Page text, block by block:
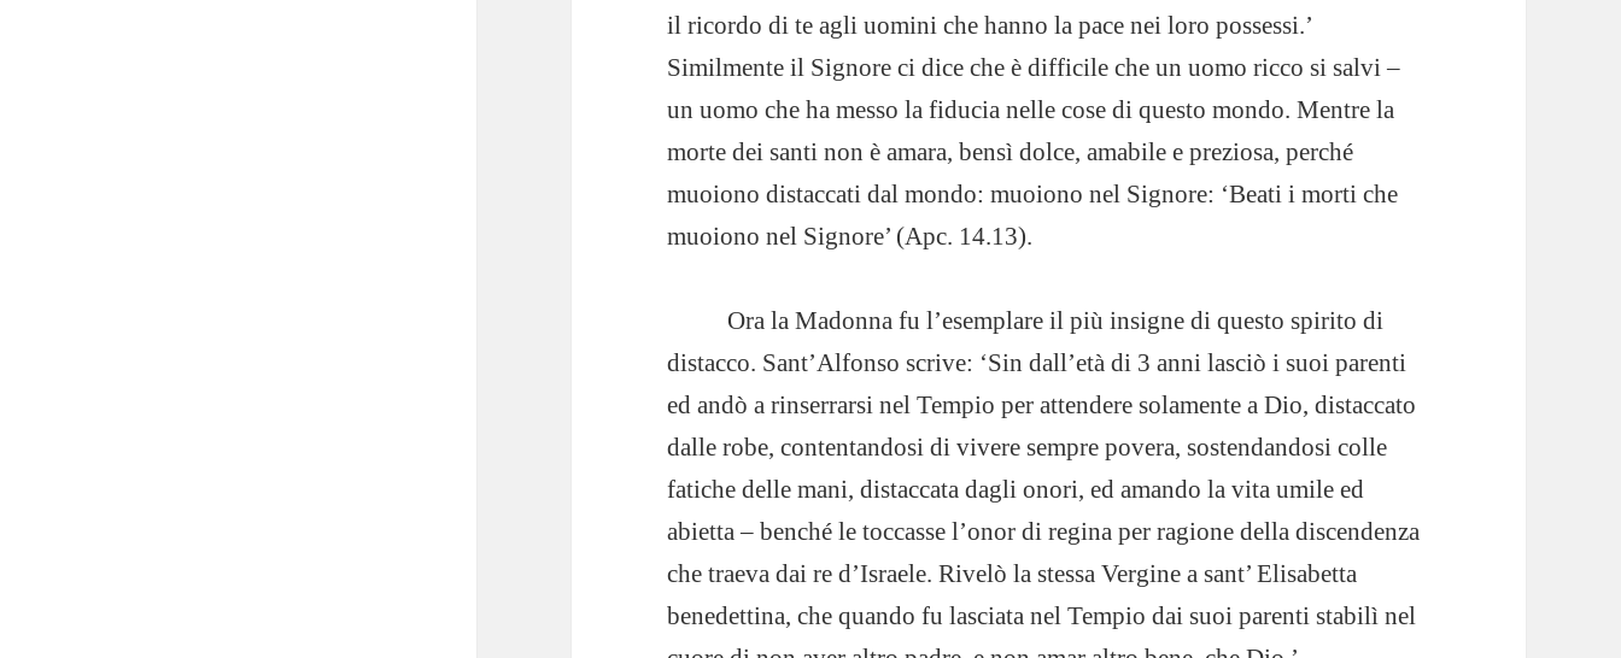
il ricordo di te agli uomini che hanno la pace nei loro possessi.’
Similmente il Signore ci dice che è difficile che un uomo ricco si salvi –
un uomo che ha messo la fiducia nelle cose di questo mondo. Mentre la
morte dei santi non è amara, bensì dolce, amabile e preziosa, perché
muoiono distaccati dal mondo: muoiono nel Signore: ‘Beati i morti che
muoiono nel Signore’ (Apc. 14.13).
Ora la Madonna fu l’esemplare il più insigne di questo spirito di
distacco. Sant’Alfonso scrive: ‘Sin dall’età di 3 anni lasciò i suoi parenti
ed andò a rinserrarsi nel Tempio per attendere solamente a Dio, distaccato
dalle robe, contentandosi di vivere sempre povera, sostendandosi colle
fatiche delle mani, distaccata dagli onori, ed amando la vita umile ed
abietta – benché le toccasse l’onor di regina per ragione della discendenza
che traeva dai re d’Israele. Rivelò la stessa Vergine a sant’ Elisabetta
benedettina, che quando fu lasciata nel Tempio dai suoi parenti stabilì nel